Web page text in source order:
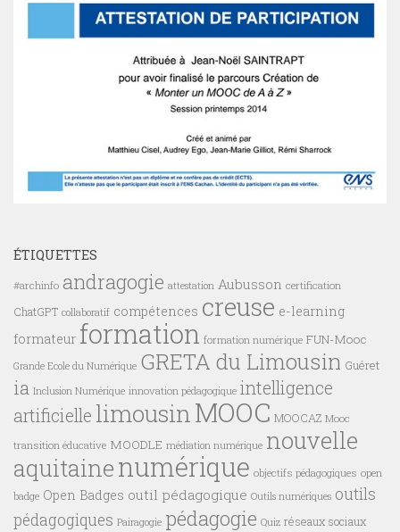
ÉTIQUETTES
#archinfo andragogie attestation Aubusson certification
ChatGPT collaboratif compétences creuse e-learning
formateur formation formation numérique FUN-Mooc
Grande Ecole du Numérique GRETA du Limousin Guéret
ia Inclusion Numérique innovation pédagogique intelligence
artificielle limousin MOOC MOOCAZ Mooc
transition éducative MOODLE médiation numérique nouvelle
aquitainenumérique objectifs pédagogiques open
badge Open Badges outil pédagogique Outils numériques outils
pédagogiques Pairagogie pédagogie Quiz réseaux sociaux